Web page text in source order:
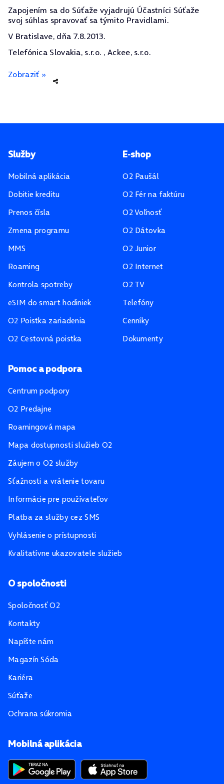
Zapojením sa do Súťaže vyjadrujú Účastníci Súťaže
svoj súhlas spravovať sa týmito Pravidlami.
V Bratislave, dňa 7.8.2013.
Telefónica Slovakia, s.r.o. , Ackee, s.r.o.
Zobraziť »
Pätička stránky
Mobilná aplikácia
Služby
Mobilná aplikácia
Dobitie kreditu
Prenos čísla
Zmena programu
MMS
Roaming
Kontrola spotreby
eSIM do smart hodiniek
O2 Poistka zariadenia
O2 Cestovná poistka
E-shop
O2 Paušál
O2 Fér na faktúru
O2 Voľnosť
O2 Dátovka
O2 Junior
O2 Internet
O2 TV
Telefóny
Cenníky
Dokumenty
Pomoc a podpora
Centrum podpory
O2 Predajne
Roamingová mapa
Mapa dostupnosti služieb O2
Záujem o O2 služby
Sťažnosti a vrátenie tovaru
Informácie pre používateľov
Platba za služby cez SMS
Vyhlásenie o prístupnosti
Kvalitatívne ukazovatele služieb
O spoločnosti
Spoločnosť O2
Kontakty
Napíšte nám
Magazín Sóda
Kariéra
Súťaže
Ochrana súkromia